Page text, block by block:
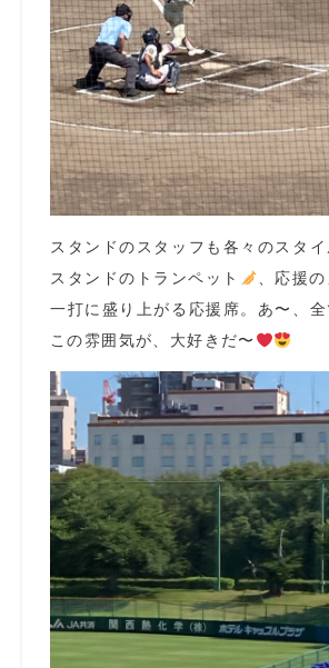
スタンドのスタッフも各々のスタイ
スタンドのトランペット
、応援
一打に盛り上がる応援席。あ〜、全
この雰囲気が、大好きだ〜